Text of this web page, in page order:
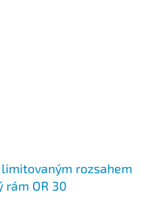
rozsahem
rám OR 30